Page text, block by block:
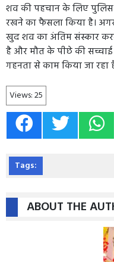
शव की पहचान के लिए
रखने का फैसला किया है।
खुद शव का अंतिम संस्कार
है और मौत के पीछे की
गहनता से काम किया जा रहा
Views:25
Tags:
ABOUT THE